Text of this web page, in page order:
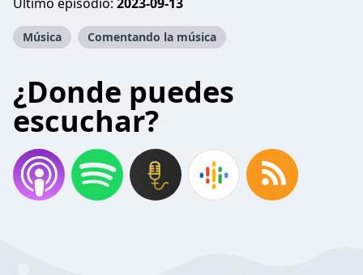
Música Comentando la música
¿Donde puedes
escuchar?